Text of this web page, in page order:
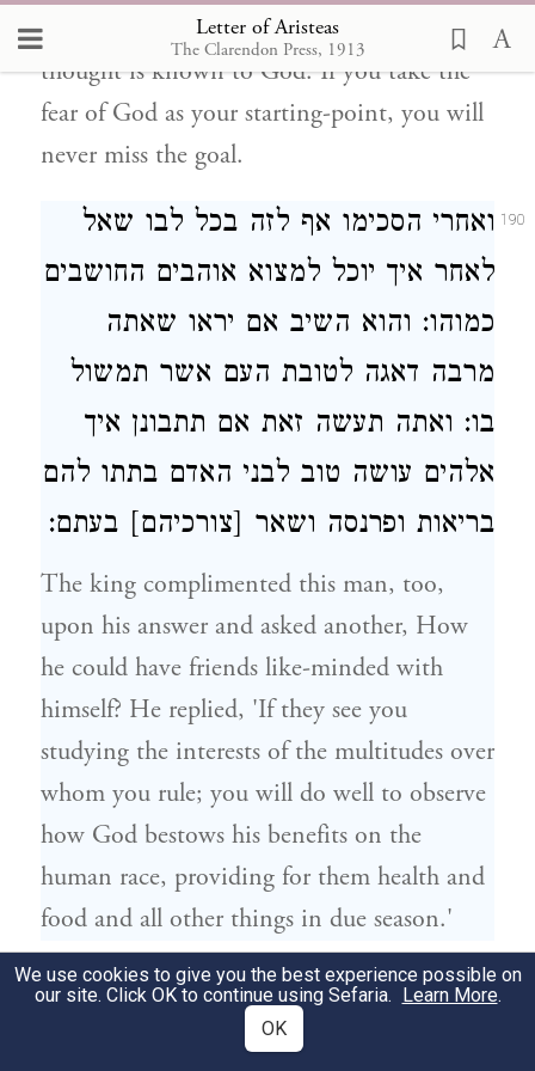
Letter of Aristeas
The Clarendon Press, 1913
every occasion, remembering that every
thought is known to God. If you take the
fear of God as your starting-point, you will
never miss the goal.
190 ואחרי הסכימו אף לזה בכל לבו שאל
לאחר איך יוכל למצוא אוהבים החושבים
כמוהו: והוא השיב אם יראו שאתה
מרבה דאגה לטובת העם אשר תמשול
בו: ואתה תעשה זאת אם תתבונן איך
אלהים עושה טוב לבני האדם בתתו להם
בריאות ופרנסה ושאר [צורכיהם] בעתם:
The king complimented this man, too,
upon his answer and asked another, How
he could have friends like-minded with
himself? He replied, 'If they see you
studying the interests of the multitudes over
whom you rule; you will do well to observe
how God bestows his benefits on the
human race, providing for them health and
food and all other things in due season.'
191 כהביעו את הסכמתו לזה שאל לסמוך
איך יוכל לקנות לו שם טוב בראיונותיו
We use cookies to give you the best experience possible on
our site. Click OK to continue using Sefaria. Learn More.
OK